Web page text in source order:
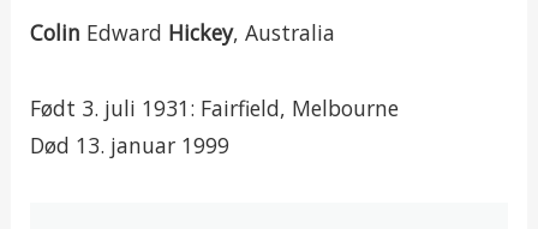
Colin Edward Hickey, Australia
Født 3. juli 1931: Fairfield, Melbourne
Død 13. januar 1999